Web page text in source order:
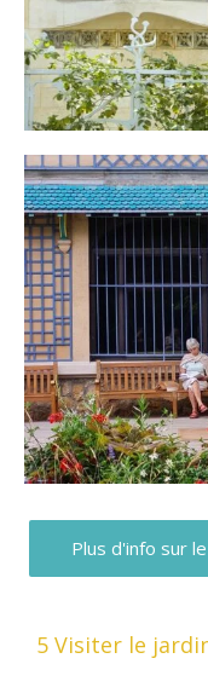
Plus d'info sur
5 Visiter le